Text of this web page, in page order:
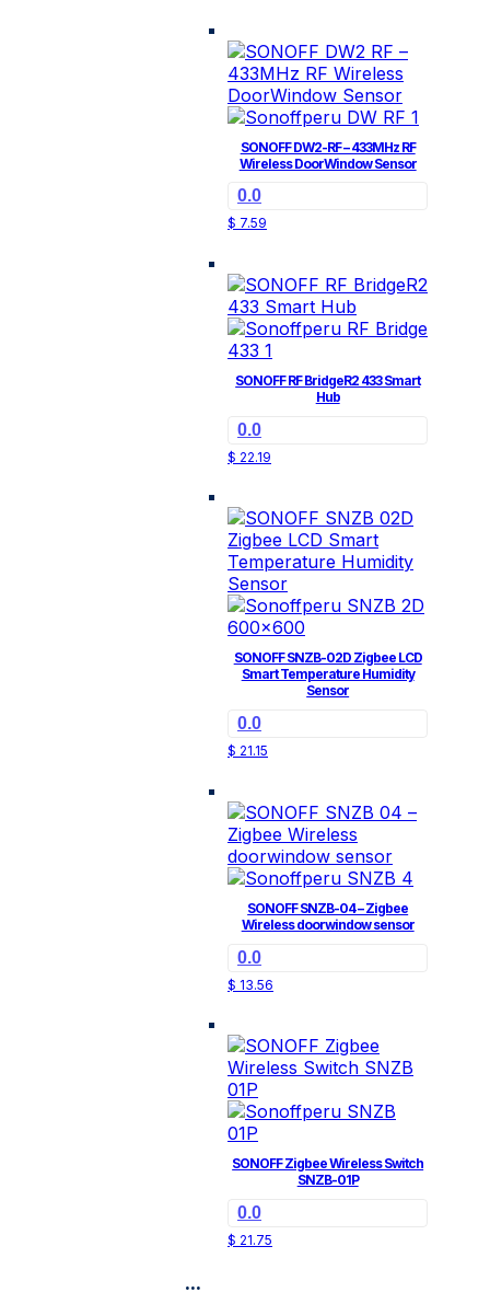
SONOFF DW2-RF – 433MHz RF
Wireless DoorWindow Sensor
0.0
$ 7.59
SONOFF RF BridgeR2 433 Smart
Hub
0.0
$ 22.19
SONOFF SNZB-02D Zigbee LCD
Smart Temperature Humidity
Sensor
0.0
$ 21.15
SONOFF SNZB-04 – Zigbee
Wireless doorwindow sensor
0.0
$ 13.56
SONOFF Zigbee Wireless Switch
SNZB-01P
0.0
$ 21.75
...